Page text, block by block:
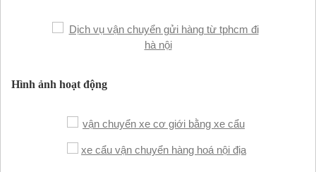
Hình ảnh hoạt động